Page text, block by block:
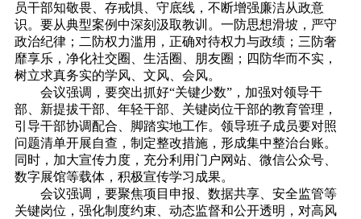
员干部知敬畏、存戒惧、守底线，不断增强廉洁从政意
识。要从典型案例中深刻汲取教训。一防思想滑坡，严守
政治纪律；二防权力滥用，正确对待权力与政绩；三防奢
靡享乐，净化社交圈、生活圈、朋友圈；四防华而不实，
树立求真务实的学风、文风、会风。
会议强调，要突出抓好“关键少数”，加强对领导干
部、新提拔干部、年轻干部、关键岗位干部的教育管理，
引导干部协调配合、脚踏实地工作。领导班子成员要对照
问题清单开展自查，制定整改措施，形成集中整治台账。
同时，加大宣传力度，充分利用门户网站、微信公众号、
数字展馆等载体，积极宣传学习成果。
会议强调，要聚焦项目申报、数据共享、安全监管等
关键岗位，强化制度约束、动态监督和公开透明，对高风